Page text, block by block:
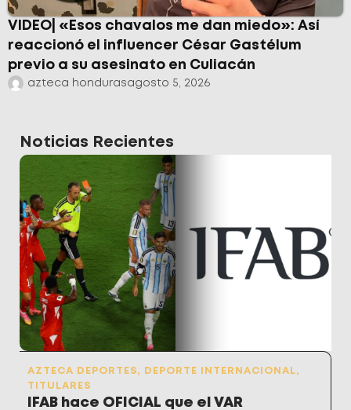
VIDEO| «Esos chavalos me dan miedo»: Así
reaccionó el influencer César Gastélum
previo a su asesinato en Culiacán
azteca hondurasagosto 5, 2026
Noticias Recientes
AZTECA DEPORTES, DEPORTE INTERNACIONAL,
TITULARES
IFAB hace OFICIAL que el VAR